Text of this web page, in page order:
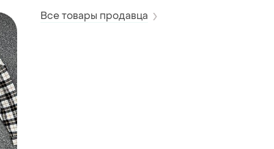
Все товары продавца